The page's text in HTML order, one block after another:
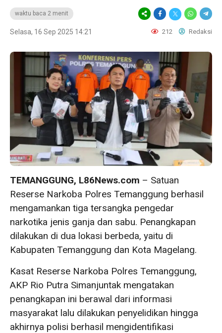
waktu baca 2 menit
Selasa, 16 Sep 2025 14:21 212 Redaksi
TEMANGGUNG, L86News.com – Satuan
Reserse Narkoba Polres Temanggung berhasil
mengamankan tiga tersangka pengedar
narkotika jenis ganja dan sabu. Penangkapan
dilakukan di dua lokasi berbeda, yaitu di
Kabupaten Temanggung dan Kota Magelang.
Kasat Reserse Narkoba Polres Temanggung,
AKP Rio Putra Simanjuntak mengatakan
penangkapan ini berawal dari informasi
masyarakat lalu dilakukan penyelidikan hingga
akhirnya polisi berhasil mengidentifikasi